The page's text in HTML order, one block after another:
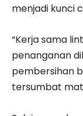
menjadi kunci
“Kerja sama
penanganan
pembersihan
tersumbat